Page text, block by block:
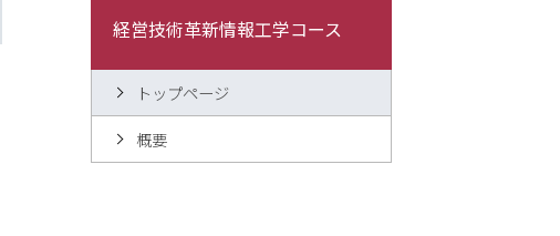
経営技術革新情報工学コース
トップページ
概要